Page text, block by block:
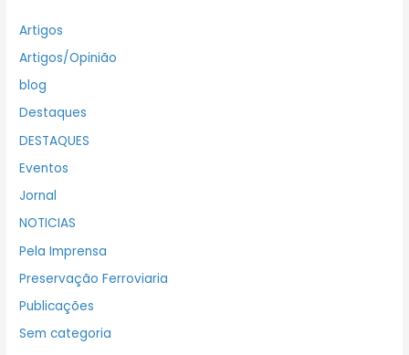
Artigos
Artigos/Opinião
blog
Destaques
DESTAQUES
Eventos
Jornal
NOTICIAS
Pela Imprensa
Preservação Ferroviaria
Publicações
Sem categoria